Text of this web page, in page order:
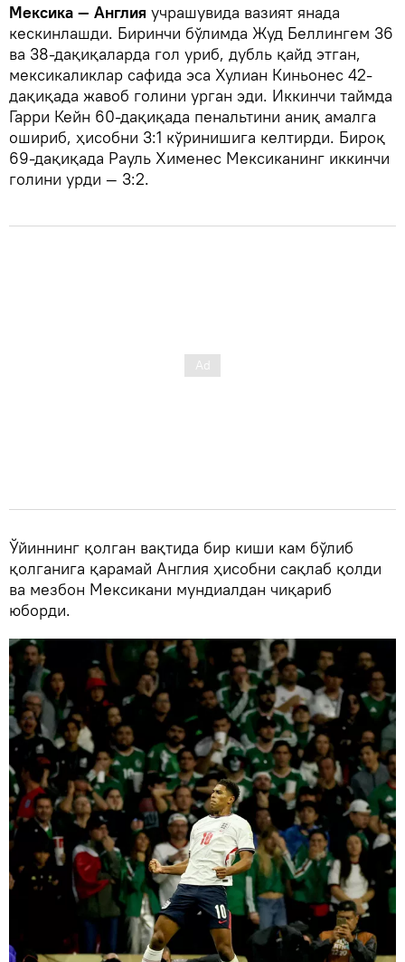
Мексика — Англия учрашувида вазият янада
кескинлашди. Биринчи бўлимда Жуд Беллингем 36
ва 38-дақиқаларда гол уриб, дубль қайд этган,
мексикаликлар сафида эса Хулиан Киньонес 42-
дақиқада жавоб голини урган эди. Иккинчи таймда
Гарри Кейн 60-дақиқада пенальтини аниқ амалга
ошириб, ҳисобни 3:1 кўринишига келтирди. Бироқ
69-дақиқада Рауль Хименес Мексиканинг иккинчи
голини урди — 3:2.
Ўйиннинг қолган вақтида бир киши кам бўлиб
қолганига қарамай Англия ҳисобни сақлаб қолди
ва мезбон Мексикани мундиалдан чиқариб
юборди.